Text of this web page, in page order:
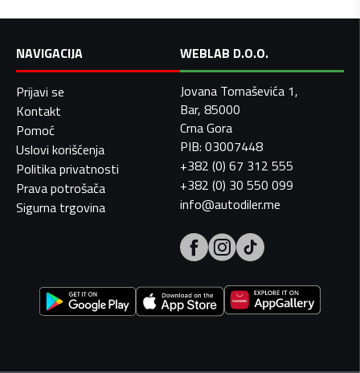
NAVIGACIJA
Prijavi se
Kontakt
Pomoć
Uslovi korišćenja
Politika privatnosti
Prava potrošača
Sigurna trgovina
WEBLAB D.O.O.
Jovana Tomaševića 1,
Bar, 85000
Crna Gora
PIB: 03007448
+382 (0) 67 312 555
+382 (0) 30 550 099
info@autodiler.me